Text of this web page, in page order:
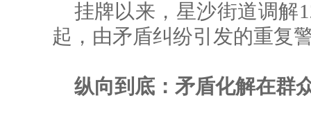
挂牌以来，星沙街道调解
起，由矛盾纠纷引发的重复
纵向到底： 矛盾化解在群